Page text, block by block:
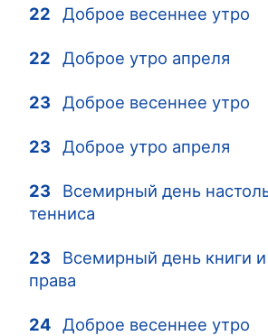
22 Доброе весеннее утро
22 Доброе утро апреля
23 Доброе весеннее утро
23 Доброе утро апреля
23
Всемирный день
тенниса
23
Всемирный день книги и
права
24 Доброе весеннее утро